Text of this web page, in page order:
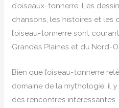
d’oiseaux-tonnerre. Les
chansons, les histoires et les
l’oiseau-tonnerre sont
Grandes Plaines et du Nord-
Bien que l’oiseau-tonnerre
domaine de la mythologie, il
des rencontres intéressantes